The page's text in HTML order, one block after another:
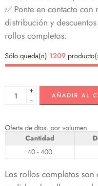
✅ Ponte en contacto
distribución y
rollos completos.
Sólo queda(n) 1209
+
−
AÑADIR AL
Oferta de dtos. por volumen
Cantidad
40 - 400
Los rollos completos